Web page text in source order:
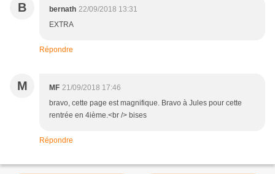
B bernath 22/09/2018 13:31
EXTRA
Répondre
M MF 21/09/2018 17:46
bravo, cette page est magnifique. Bravo à Jules pour cette
rentrée en 4ième.<br /> bises
Répondre